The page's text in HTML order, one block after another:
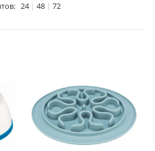
24| 48| 72